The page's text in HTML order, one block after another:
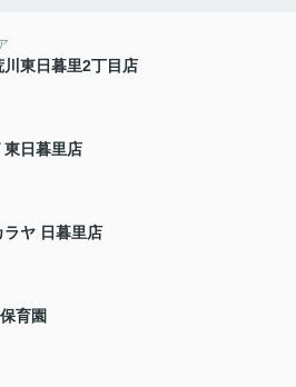
東日暮里2丁目店
東日暮里店
ヤ 日暮里店
育園